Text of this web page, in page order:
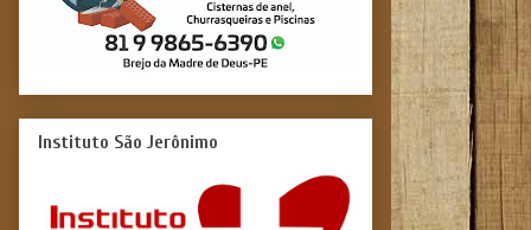
Instituto São Jerônimo